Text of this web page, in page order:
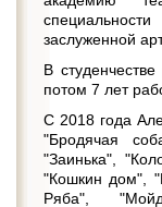
заслуженной
В
потом 7 лет
С 2018 года
"Бродячая
"Заинька",
"Кошкин дом",
Ряба",